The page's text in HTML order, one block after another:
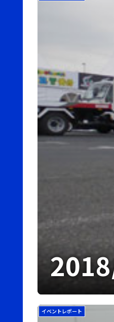
イベントレポート